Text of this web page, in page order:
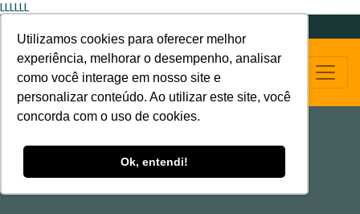
Utilizamos cookies para oferecer melhor
experiência, melhorar o desempenho, analisar
como você interage em nosso site e
personalizar conteúdo. Ao utilizar este site, você
concorda com o uso de cookies.
Ok, entendi!
LLLLLL